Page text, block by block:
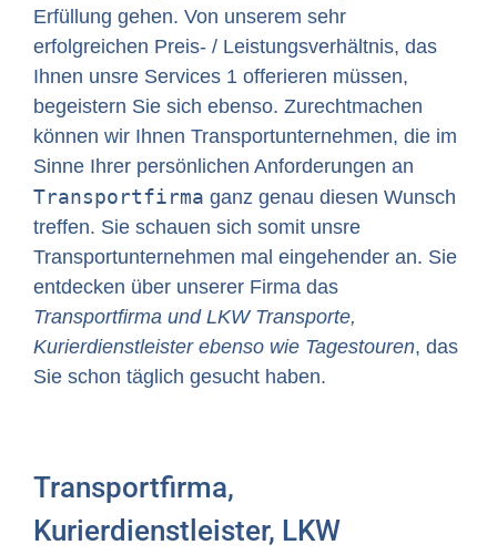
Erfüllung gehen. Von unserem sehr
erfolgreichen Preis- / Leistungsverhältnis, das
Ihnen unsre Services 1 offerieren müssen,
begeistern Sie sich ebenso. Zurechtmachen
können wir Ihnen Transportunternehmen, die im
Sinne Ihrer persönlichen Anforderungen an
Transportfirma ganz genau diesen Wunsch
treffen. Sie schauen sich somit unsre
Transportunternehmen mal eingehender an. Sie
entdecken über unserer Firma das
Transportfirma und LKW Transporte,
Kurierdienstleister ebenso wie Tagestouren, das
Sie schon täglich gesucht haben.
Transportfirma,
Kurierdienstleister, LKW